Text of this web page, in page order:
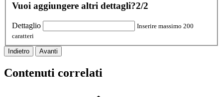
Vuoi aggiungere altri dettagli?2/2
Dettaglio
Inserire massimo 200
caratteri
Indietro Avanti
Contenuti correlati